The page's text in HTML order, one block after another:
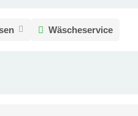
Wäscheservice